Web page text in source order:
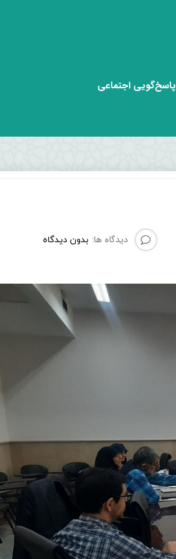
پاسخ‌گویی اجتماعی
دیدگاه ها: بدون دیدگاه